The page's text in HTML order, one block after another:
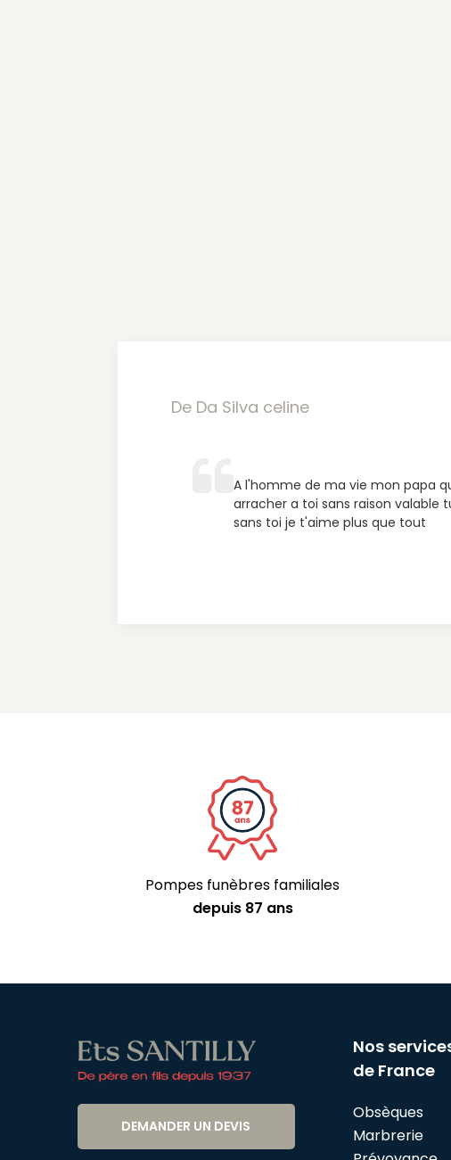
De Da Silva celine
A l'homme de ma vie mon papa
arracher a toi sans raison valable
sans toi je t'aime plus que tout
Pompes funèbres familiales
depuis 87 ans
DEMANDER UN DEVIS
Nos
de France
Obsèques
Marbrerie